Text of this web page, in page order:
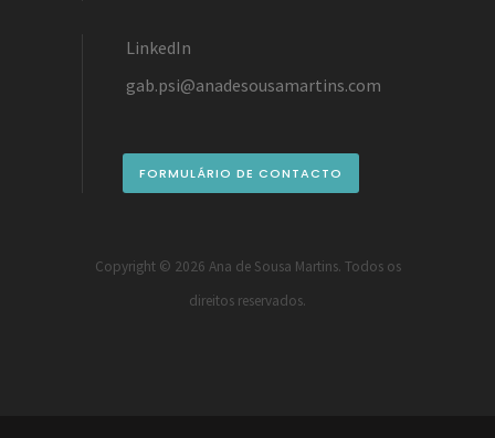
LinkedIn
gab.psi@anadesousamartins.com
FORMULÁRIO DE CONTACTO
Copyright © 2026 Ana de Sousa Martins. Todos os
direitos reservados.